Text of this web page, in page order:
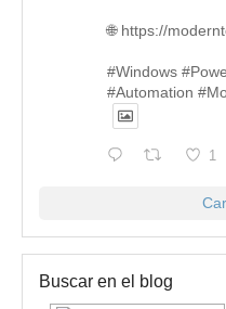
🌐 https://
#Windows
#Automation
1
Buscar en el blog